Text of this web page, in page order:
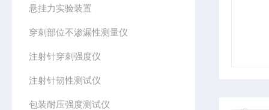
悬挂力实验装置
穿刺部位不渗漏性测量仪
注射针穿刺强度仪
注射针韧性测试仪
包装耐压强度测试仪